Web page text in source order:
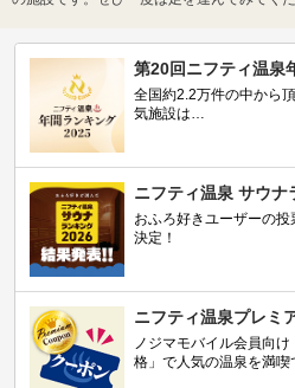
第20回ニフティ温泉
全国約2.2万件の中から
気施設は…
ニフティ温泉 サウナ
おふろ好きユーザーの
決定！
ニフティ温泉プレミ
ノジマモバイル会員向
格」で人気の温泉を満喫